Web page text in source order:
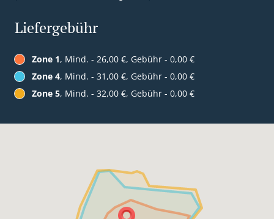
Liefergebühr
Zone 1, Mind. - 26,00 €, Gebühr - 0,00 €
Zone 4, Mind. - 31,00 €, Gebühr - 0,00 €
Zone 5, Mind. - 32,00 €, Gebühr - 0,00 €